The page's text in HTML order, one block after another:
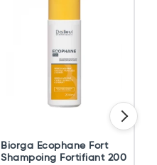
Biorga Ecophane Fort
Shampoing Fortifiant 200